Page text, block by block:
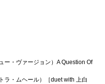
ー・ヴァージョン）A Question Of
ラ・ムヘール）［duet with 上白